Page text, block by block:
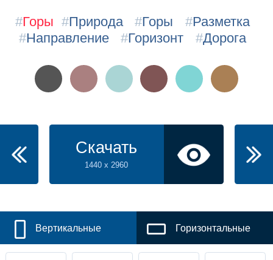
#Горы #Природа #Горы #Разметка
#Направление #Горизонт #Дорога
Скачать
1440 x 2960
Вертикальные Горизонтальные